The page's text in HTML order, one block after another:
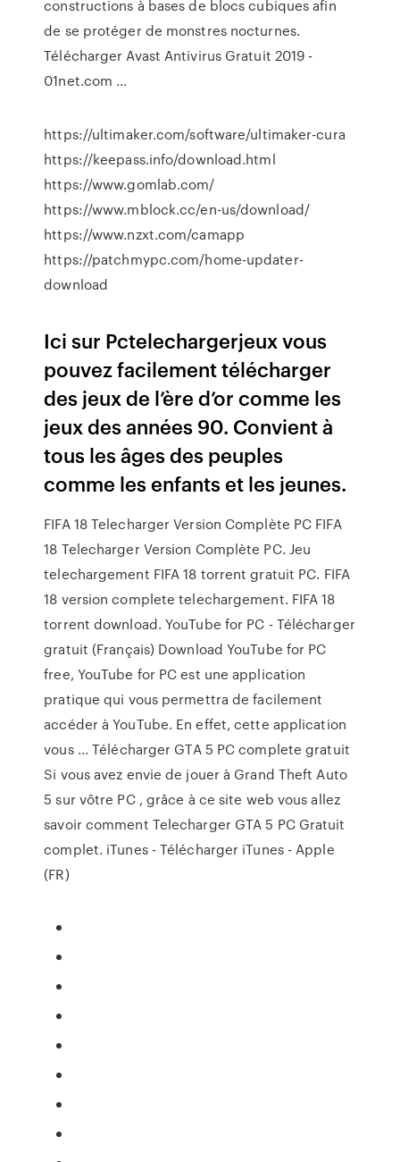
constructions à bases de blocs cubiques afin
de se protéger de monstres nocturnes.
Télécharger Avast Antivirus Gratuit 2019 -
01net.com ...
https://ultimaker.com/software/ultimaker-cura
https://keepass.info/download.html
https://www.gomlab.com/
https://www.mblock.cc/en-us/download/
https://www.nzxt.com/camapp
https://patchmypc.com/home-updater-
download
Ici sur Pctelechargerjeux vous
pouvez facilement télécharger
des jeux de l’ère d’or comme les
jeux des années 90. Convient à
tous les âges des peuples
comme les enfants et les jeunes.
FIFA 18 Telecharger Version Complète PC FIFA
18 Telecharger Version Complète PC. Jeu
telechargement FIFA 18 torrent gratuit PC. FIFA
18 version complete telechargement. FIFA 18
torrent download. YouTube for PC - Télécharger
gratuit (Français) Download YouTube for PC
free, YouTube for PC est une application
pratique qui vous permettra de facilement
accéder à YouTube. En effet, cette application
vous ... Télécharger GTA 5 PC complete gratuit
Si vous avez envie de jouer à Grand Theft Auto
5 sur vôtre PC , grâce à ce site web vous allez
savoir comment Telecharger GTA 5 PC Gratuit
complet. iTunes - Télécharger iTunes - Apple
(FR)